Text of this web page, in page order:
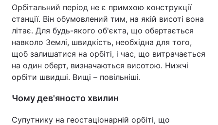
Орбітальний період не є примхою конструкції
станції. Він обумовлений тим, на якій висоті вона
літає. Для будь-якого об'єкта, що обертається
навколо Землі, швидкість, необхідна для того,
щоб залишатися на орбіті, і час, що витрачається
на один оберт, визначаються висотою. Нижчі
орбіти швидші. Вищі – повільніші.
Чому дев'яносто хвилин
Супутнику на геостаціонарній орбіті, що